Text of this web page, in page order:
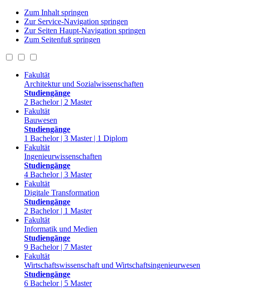
Zum Inhalt springen
Zur Service-Navigation springen
Zur Seiten Haupt-Navigation springen
Zum Seitenfuß springen
Fakultät
Architektur und Sozialwissenschaften
Studiengänge
2 Bachelor | 2 Master
Fakultät
Bauwesen
Studiengänge
1 Bachelor | 3 Master | 1 Diplom
Fakultät
Ingenieurwissenschaften
Studiengänge
4 Bachelor | 3 Master
Fakultät
Digitale Transformation
Studiengänge
2 Bachelor | 1 Master
Fakultät
Informatik und Medien
Studiengänge
9 Bachelor | 7 Master
Fakultät
Wirtschaftswissenschaft und Wirtschaftsingenieurwesen
Studiengänge
6 Bachelor | 5 Master